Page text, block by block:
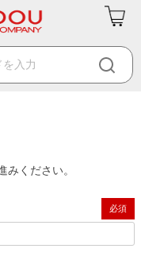
みください。